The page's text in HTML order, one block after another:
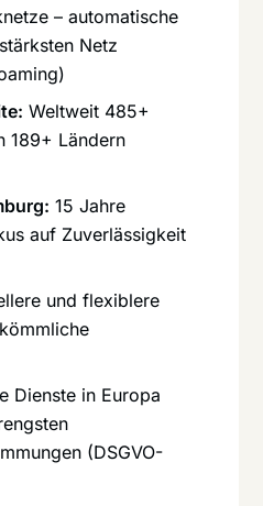
– automatische
Netz
Weltweit 485+
189+ Ländern
15 Jahre
auf Zuverlässigkeit
und flexiblere
Dienste in Europa
(DSGVO-